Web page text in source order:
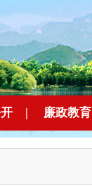
| 廉政教育